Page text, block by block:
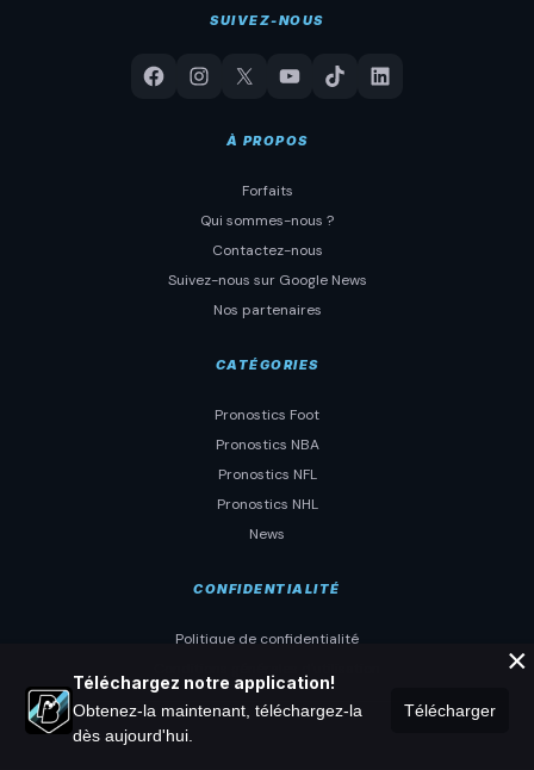
SUIVEZ-NOUS
À PROPOS
Forfaits
Qui sommes-nous ?
Contactez-nous
Suivez-nous sur Google News
Nos partenaires
CATÉGORIES
Pronostics Foot
Pronostics NBA
Pronostics NFL
Pronostics NHL
News
CONFIDENTIALITÉ
Politique de confidentialité
Téléchargez notre application!
Obtenez-la maintenant, téléchargez-la
dès aujourd'hui.
Télécharger
×